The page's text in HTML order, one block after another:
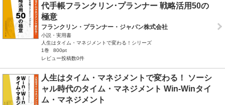
代手帳フランクリン･プランナー 戦略活用50の
極意
フランクリン・プランナー・ジャパン株式会社
小説・実用書
人生はタイム・マネジメントで変わる！シリーズ
1巻
800pt
レビュー投稿数0件
人生はタイム・マネジメントで変わる！ ソーシ
ャル時代のタイム・マネジメント Win-Winタイ
ム・マネジメント